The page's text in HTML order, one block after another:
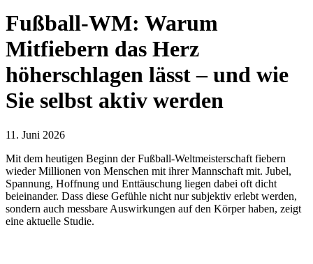
Fußball-WM: Warum
Mitfiebern das Herz
höherschlagen lässt – und wie
Sie selbst aktiv werden
11. Juni 2026
Mit dem heutigen Beginn der Fußball-Weltmeisterschaft fiebern
wieder Millionen von Menschen mit ihrer Mannschaft mit. Jubel,
Spannung, Hoffnung und Enttäuschung liegen dabei oft dicht
beieinander. Dass diese Gefühle nicht nur subjektiv erlebt werden,
sondern auch messbare Auswirkungen auf den Körper haben, zeigt
eine aktuelle Studie.